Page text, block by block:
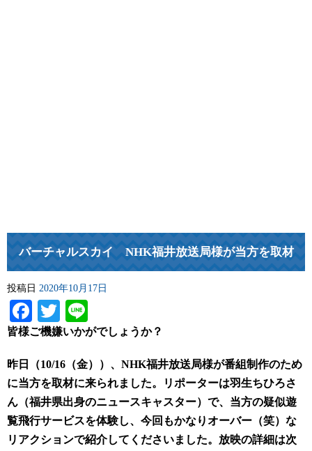
バーチャルスカイ NHK福井放送局様が当方を取材
投稿日 2020年10月17日
Facebook
Twitter
皆様ご機嫌いかがでしょうか？
昨日（10/16（金））、NHK福井放送局様が番組制作のため
に当方を取材に来られました。リポーターは羽生ちひろさ
ん（福井県出身のニュースキャスター）で、当方の疑似遊
覧飛行サービスを体験し、今回もかなりオーバー（笑）な
リアクションで紹介してくださいました。放映の詳細は次